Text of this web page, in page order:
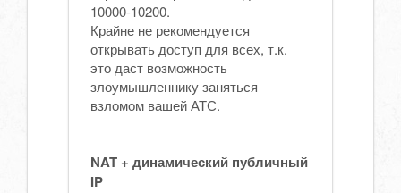
10000-10200.
Крайне не рекомендуется
открывать доступ для всех, т.к.
это даст возможность
злоумышленнику заняться
взломом вашей АТС.
NAT + динамический публичный
IP